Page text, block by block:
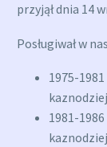
przyjął dnia 14
Posługiwał w
1975-1981
1981-1986